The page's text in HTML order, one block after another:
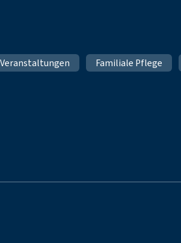
Veranstaltungen Familiale Pflege